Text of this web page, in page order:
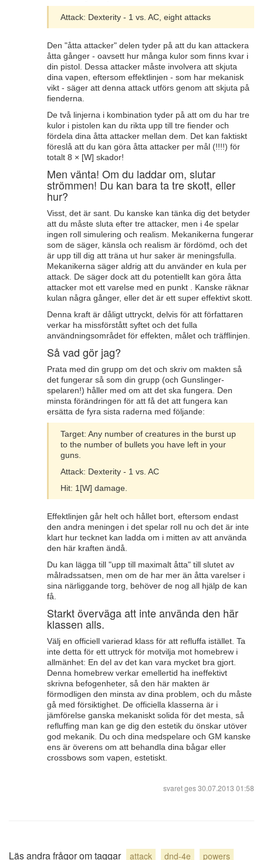
Attack: Dexterity - 1 vs. AC, eight attacks
Den "åtta attacker" delen tyder på att du kan attackera
åtta gånger - oavsett hur många kulor som finns kvar i
din pistol. Dessa attacker måste involvera att skjuta
dina vapen, eftersom effektlinjen - som har mekanisk
vikt - säger att denna attack utförs genom att skjuta på
fienderna.
De två linjerna i kombination tyder på att om du har tre
kulor i pistolen kan du rikta upp till tre fiender och
fördela dina åtta attacker mellan dem. Det kan faktiskt
föreslå att du kan göra åtta attacker per mål (!!!!) för
totalt 8 × [W] skador!
Men vänta! Om du laddar om, slutar
strömmen! Du kan bara ta tre skott, eller
hur?
Visst, det är sant. Du kanske kan tänka dig det betyder
att du måste sluta efter tre attacker, men i 4e spelar
ingen roll simulering och realism. Mekanikerna fungerar
som de säger, känsla och realism är fördömd, och det
är upp till dig att träna ut hur saker är meningsfulla.
Mekanikerna säger aldrig att du använder en kula per
attack. De säger dock att du potentiellt kan göra åtta
attacker mot ett varelse med en punkt . Kanske räknar
kulan några gånger, eller det är ett super effektivt skott.
Denna kraft är dåligt uttryckt, delvis för att författaren
verkar ha missförstått syftet och det fulla
användningsområdet för effekten, målet och träfflinjen.
Så vad gör jag?
Prata med din grupp om det och skriv om makten så
det fungerar så som din grupp (och Gunslinger-
spelaren!) håller med om att det ska fungera. Den
minsta förändringen för att få det att fungera kan
ersätta de fyra sista raderna med följande:
Target: Any number of creatures in the burst up
to the number of bullets you have left in your
guns.
Attack: Dexterity - 1 vs. AC
Hit: 1[W] damage.
Effektlinjen går helt och hållet bort, eftersom endast
den andra meningen i det spelar roll nu och det är inte
klart hur tecknet kan ladda om i mitten av att använda
den här kraften ändå.
Du kan lägga till "upp till maximalt åtta" till slutet av
målradssatsen, men om de har mer än åtta varelser i
sina närliggande torg, behöver de nog all hjälp de kan
få.
Starkt överväga att inte använda den här
klassen alls.
Välj en officiell varierad klass för att refluffa istället. Ta
inte detta för ett uttryck för motvilja mot homebrew i
allmänhet: En del av det kan vara mycket bra gjort.
Denna homebrew verkar emellertid ha ineffektivt
skrivna befogenheter, så den här makten är
förmodligen den minsta av dina problem, och du måste
gå med försiktighet. De officiella klasserna är i
jämförelse ganska mekaniskt solida för det mesta, så
refluffing man kan ge dig den estetik du önskar utöver
god mekanik. Du och dina medspelare och GM kanske
ens är överens om att behandla dina bågar eller
crossbows som vapen, estetiskt.
svaret ges30.07.2013 01:58
Läs andra frågor om taggar attack dnd-4e powers